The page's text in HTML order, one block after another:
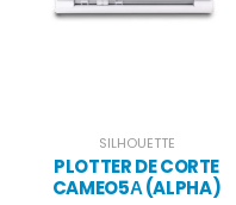
SILHOUETTE
PLOTTER DE CORTE
CAMEO5Α (ALPHA)